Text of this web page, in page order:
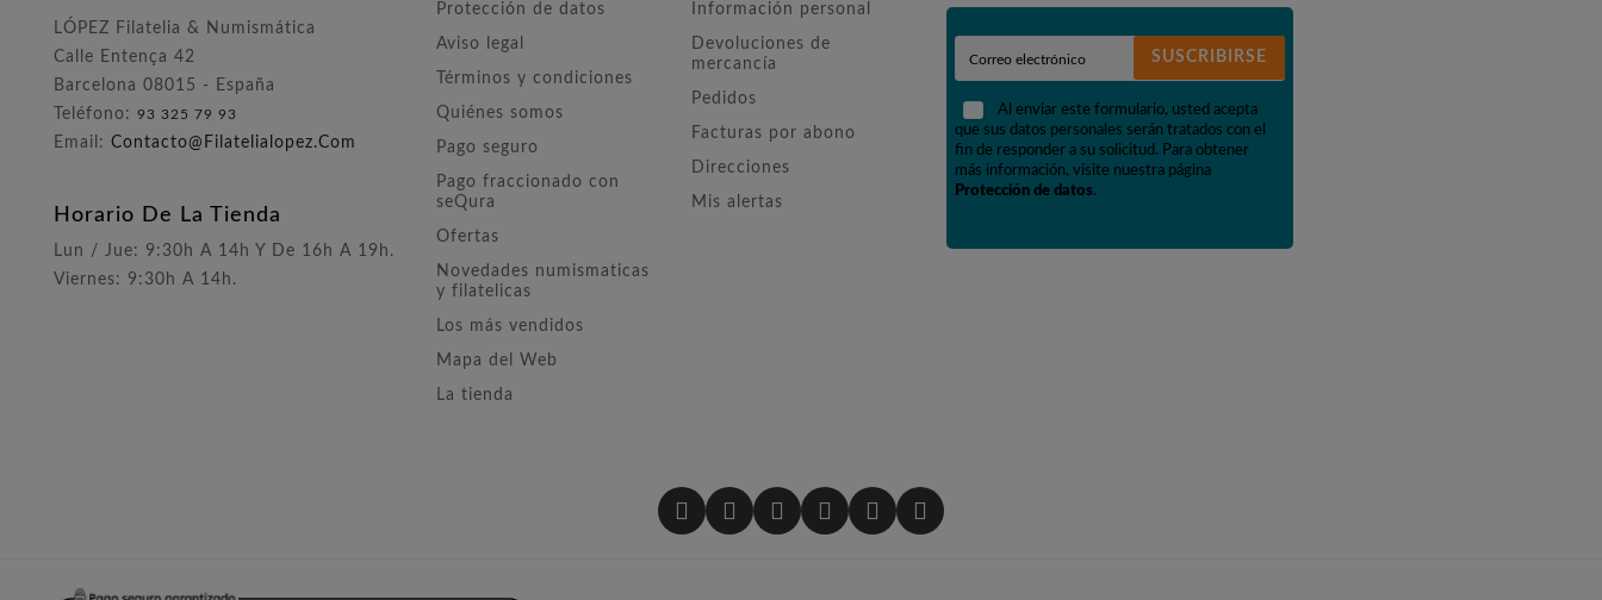
LÓPEZ Filatelia & Numismática
Calle Entença 42
Barcelona 08015 - España
Teléfono: 93 325 79 93
Email: Contacto@filatelialopez.com
Horario De La Tienda
Lun / Jue: 9:30h A 14h Y De 16h A 19h.
Viernes: 9:30h A 14h.
Protección de datos
Aviso legal
Términos y condiciones
Quiénes somos
Pago seguro
Pago fraccionado con
seQura
Ofertas
Novedades numismaticas
y filatelicas
Los más vendidos
Mapa del Web
La tienda
Información personal
Devoluciones de
mercancía
Pedidos
Facturas por abono
Direcciones
Mis alertas
SUSCRIBIRSE
Al enviar este formulario, usted acepta
que sus datos personales serán tratados con el
fin de responder a su solicitud. Para obtener
más información, visite nuestra página
Protección de datos.